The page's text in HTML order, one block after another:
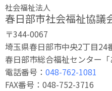
社会福祉法人
春日部市社会福祉協議
〒344-0067
埼玉県春日部市中央2丁目24
春日部市総合福祉センター
電話番号： 048-762-1081
FAX番号：048-752-3716